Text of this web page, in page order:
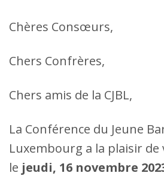
Chères Consœurs,
Chers Confrères,
Chers amis de la CJBL,
La Conférence du Jeune
Luxembourg a la plaisir
le jeudi, 16 novembre